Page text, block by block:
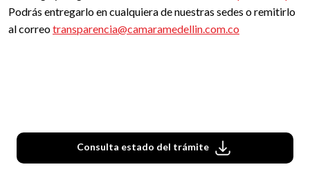
Podrás entregarlo en cualquiera de nuestras sedes o remitirlo
al correotransparencia@camaramedellin.com.co
Consulta estado del trámite